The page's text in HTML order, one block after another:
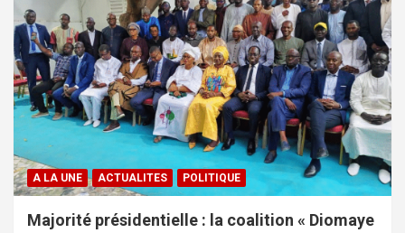
A LA UNE ACTUALITES POLITIQUE
Majorité présidentielle : la coalition « Diomaye